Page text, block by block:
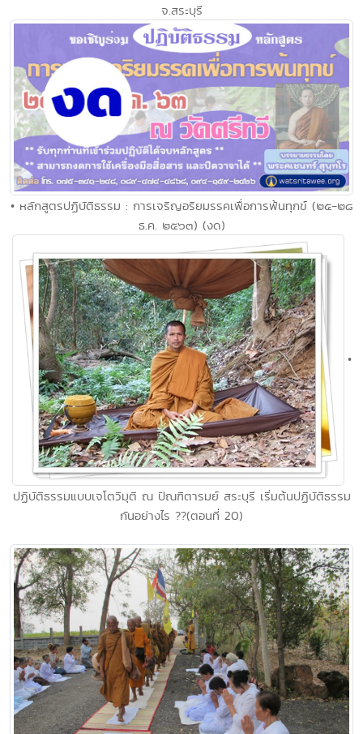
จ.สระบุรี
• หลักสูตรปฏิบัติธรรม : การเจริญอริยมรรคเพื่อการพ้นทุกข์ (๒๕-๒๘
ธ.ค. ๒๕๖๓) (งด)
•
ปฏิบัติธรรมแบบเจโตวิมุติ ณ ปัณฑิตารมย์ สระบุรี เริ่มต้นปฏิบัติธรรม
กันอย่างไร ??(ตอนที่ 20)